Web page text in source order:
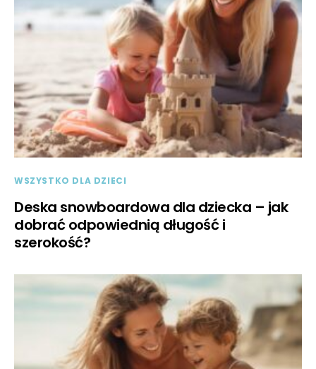
WSZYSTKO DLA DZIECI
Deska snowboardowa dla dziecka – jak
dobrać odpowiednią długość i
szerokość?